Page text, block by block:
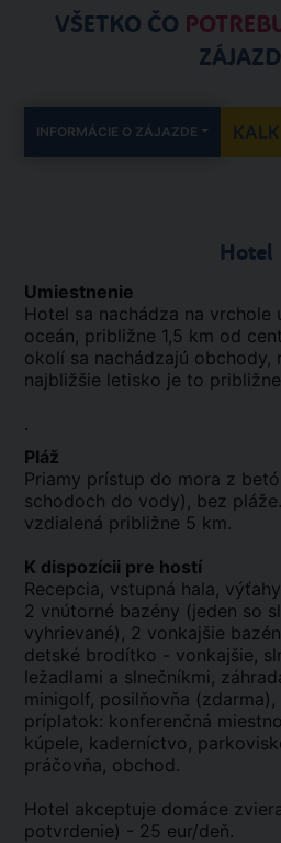
VŠETKO ČO
INFORMÁCIE O ZÁJAZDE
Hotel
Umiestnenie
Hotel sa nachádza na vrchole
oceán, približne 1,5 km od
okolí sa nachádzajú obchody,
najbližšie letisko je to
.
Pláž
Priamy prístup do mora z
schodoch do vody), bez
vzdialená približne 5 km.
K dispozícii pre hostí
Recepcia, vstupná hala,
2 vnútorné bazény (jeden so
vyhrievané), 2 vonkajšie
detské brodítko - vonkajšie,
ležadlami a slnečníkmi,
minigolf, posilňovňa
príplatok: konferenčná
kúpele, kaderníctvo,
práčovňa, obchod.
Hotel akceptuje domáce
potvrdenie) - 25 eur/deň.